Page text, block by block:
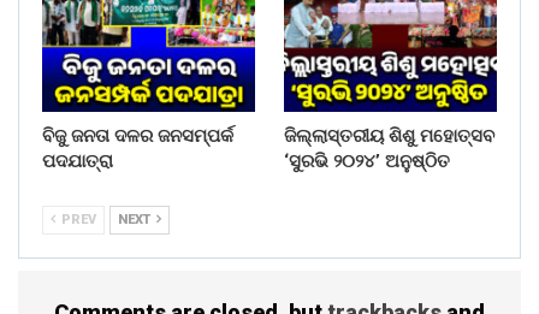
ବିଜୁ ଜନତା ଦଳର ଜନସମ୍ପର୍କ
ପଦଯାତ୍ରା
ଜିଲ୍ଲାସ୍ତରୀୟ ଶିଶୁ ମହୋତ୍ସବ
‘ସୁରଭି ୨୦୨୪’ ଅନୁଷ୍ଠିତ
PREV NEXT